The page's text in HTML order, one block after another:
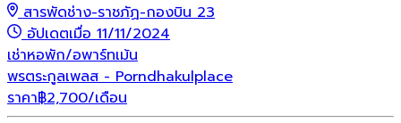
สารพัดช่าง-ราชภัฏ-กองบิน 23
อัปเดตเมื่อ 11/11/2024
เช่าหอพัก/อพาร์ทเม้น
พรตระกูลเพลส - Porndhakulplace
ราคา฿2,700/เดือน